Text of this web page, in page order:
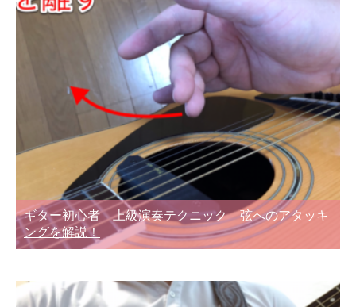
ギター初心者 上級演奏テクニック 弦へのアタッキ
ングを解説！